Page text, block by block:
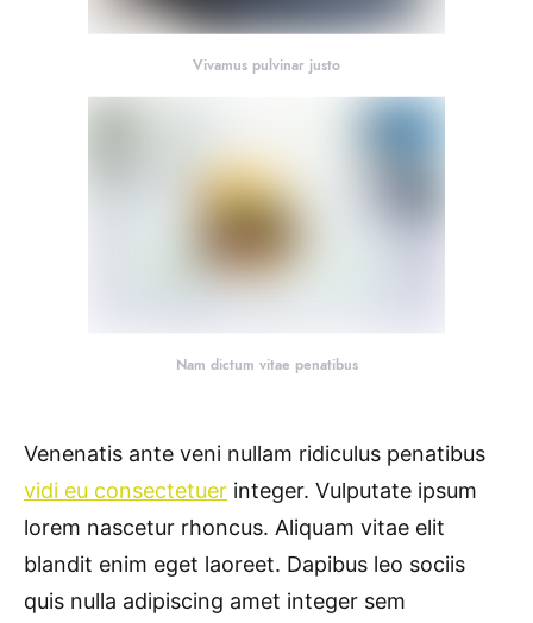
Vivamus pulvinar justo
Nam dictum vitae penatibus
Venenatis ante veni nullam ridiculus penatibus
vidi eu consectetuer integer. Vulputate ipsum
lorem nascetur rhoncus. Aliquam vitae elit
blandit enim eget laoreet. Dapibus leo sociis
quis nulla adipiscing amet integer sem